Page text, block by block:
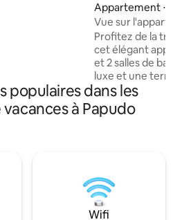
Appartement ⋅
Vue sur
Profitez de la
cet élégant
et 2 salles de
luxe et une
barbecue intégré
sur l'océan. À
pied de la plage,
jeux, d'espaces
des sentiers de
salon, d'une
populaires dans les
à Papudo
Wifi